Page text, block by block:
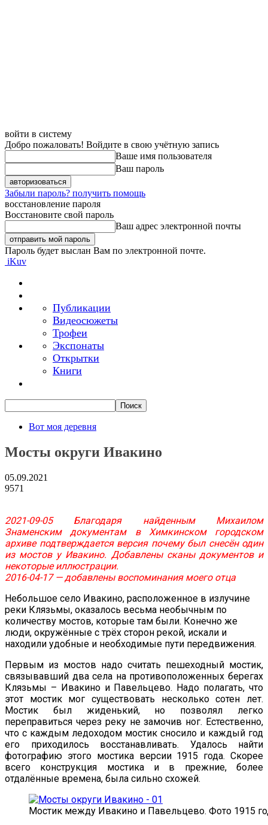
войти в систему
Добро пожаловать! Войдите в свою учётную запись
Ваше имя пользователя
Ваш пароль
Забыли пароль? получить помощь
восстановление пароля
Восстановите свой пароль
Ваш адрес электронной почты
Пароль будет выслан Вам по электронной почте.
iKuv
Публикации
Видеосюжеты
Трофеи
Экспонаты
Открытки
Книги
Вот моя деревня
Мосты округи Ивакино
05.09.2021
9571
2021-09-05 Благодаря найденным Михаилом
Знаменским документам в Химкинском городском
архиве подтверждается версия почему был снесён один
из мостов у Ивакино. Добавлены сканы документов и
некоторые иллюстрации.
2016-04-17 — добавлены воспоминания моего отца
Небольшое село Ивакино, расположенное в излучине
реки Клязьмы, оказалось весьма необычным по
количеству мостов, которые там были. Конечно же
люди, окружённые с трёх сторон рекой, искали и
находили удобные и необходимые пути передвижения.
Первым из мостов надо считать пешеходный мостик,
связывавший два села на противоположенных берегах
Клязьмы – Ивакино и Павельцево. Надо полагать, что
этот мостик мог существовать несколько сотен лет.
Мостик был жиденький, но позволял легко
переправиться через реку не замочив ног. Естественно,
что с каждым ледоходом мостик сносило и каждый год
его приходилось восстанавливать. Удалось найти
фотографию этого мостика версии 1915 года. Скорее
всего конструкция мостика и в прежние, более
отдалённые времена, была сильно схожей.
Мостик между Ивакино и Павельцево. Фото 1915